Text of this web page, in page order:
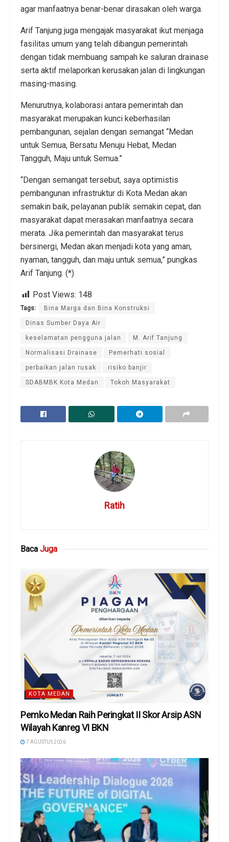
agar manfaatnya benar-benar dirasakan oleh warga.
Arif Tanjung juga mengajak masyarakat ikut menjaga
fasilitas umum yang telah dibangun pemerintah
dengan tidak membuang sampah ke saluran drainase
serta aktif melaporkan kerusakan jalan di lingkungan
masing-masing.
Menurutnya, kolaborasi antara pemerintah dan
masyarakat merupakan kunci keberhasilan
pembangunan, sejalan dengan semangat “Medan
untuk Semua, Bersatu Menuju Hebat, Medan
Tangguh, Maju untuk Semua.”
“Dengan semangat tersebut, saya optimistis
pembangunan infrastruktur di Kota Medan akan
semakin baik, pelayanan publik semakin cepat, dan
masyarakat dapat merasakan manfaatnya secara
merata. Jika pemerintah dan masyarakat terus
bersinergi, Medan akan menjadi kota yang aman,
nyaman, tangguh, dan maju untuk semua,” pungkas
Arif Tanjung. (*)
Post Views: 148
Tags: Bina Marga dan Bina Konstruksi
Dinas Sumber Daya Air
keselamatan pengguna jalan M. Arif Tanjung
Normalisasi Drainase Pemerhati sosial
perbaikan jalan rusak risiko banjir
SDABMBK Kota Medan Tokoh Masyarakat
Ratih
Baca Juga
KOTA MEDAN
Pemko Medan Raih Peringkat II Skor Arsip ASN
Wilayah Kanreg VI BKN
7 AGUSTUS 2026